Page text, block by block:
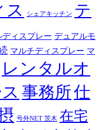
ス シェアキッチン
テ
ディスプレー デュアルモ
マルチディスプレー マ
レンタルオ
事務所仕
号外NET 茨木 在宅